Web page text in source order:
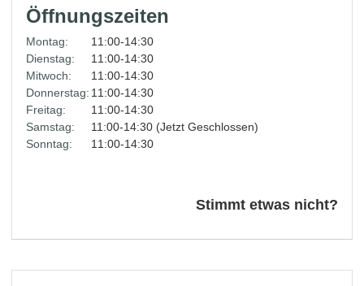
Öffnungszeiten
Montag:
11:00-14:30
Dienstag:
11:00-14:30
Mitwoch:
11:00-14:30
Donnerstag: 11:00-14:30
Freitag:
11:00-14:30
Samstag:
11:00-14:30 (Jetzt Geschlossen)
Sonntag:
11:00-14:30
Stimmt etwas nicht?